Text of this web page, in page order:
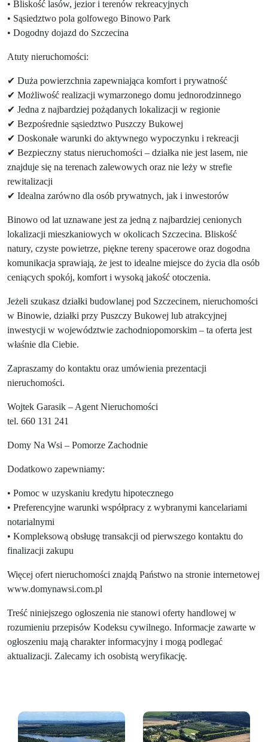
• Bliskość lasów, jezior i terenów rekreacyjnych
• Sąsiedztwo pola golfowego Binowo Park
• Dogodny dojazd do Szczecina
Atuty nieruchomości:
✔ Duża powierzchnia zapewniająca komfort i prywatność
✔ Możliwość realizacji wymarzonego domu jednorodzinnego
✔ Jedna z najbardziej pożądanych lokalizacji w regionie
✔ Bezpośrednie sąsiedztwo Puszczy Bukowej
✔ Doskonałe warunki do aktywnego wypoczynku i rekreacji
✔ Bezpieczny status nieruchomości – działka nie jest lasem, nie
znajduje się na terenach zalewowych oraz nie leży w strefie
rewitalizacji
✔ Idealna zarówno dla osób prywatnych, jak i inwestorów
Binowo od lat uznawane jest za jedną z najbardziej cenionych
lokalizacji mieszkaniowych w okolicach Szczecina. Bliskość
natury, czyste powietrze, piękne tereny spacerowe oraz dogodna
komunikacja sprawiają, że jest to idealne miejsce do życia dla osób
ceniących spokój, komfort i wysoką jakość otoczenia.
Jeżeli szukasz działki budowlanej pod Szczecinem, nieruchomości
w Binowie, działki przy Puszczy Bukowej lub atrakcyjnej
inwestycji w województwie zachodniopomorskim – ta oferta jest
właśnie dla Ciebie.
Zapraszamy do kontaktu oraz umówienia prezentacji
nieruchomości.
Wojtek Garasik – Agent Nieruchomości
tel. 660 131 241
Domy Na Wsi – Pomorze Zachodnie
Dodatkowo zapewniamy:
• Pomoc w uzyskaniu kredytu hipotecznego
• Preferencyjne warunki współpracy z wybranymi kancelariami
notarialnymi
• Kompleksową obsługę transakcji od pierwszego kontaktu do
finalizacji zakupu
Więcej ofert nieruchomości znajdą Państwo na stronie internetowej
www.domynawsi.com.pl
Treść niniejszego ogłoszenia nie stanowi oferty handlowej w
rozumieniu przepisów Kodeksu cywilnego. Informacje zawarte w
ogłoszeniu mają charakter informacyjny i mogą podlegać
aktualizacji. Zalecamy ich osobistą weryfikację.